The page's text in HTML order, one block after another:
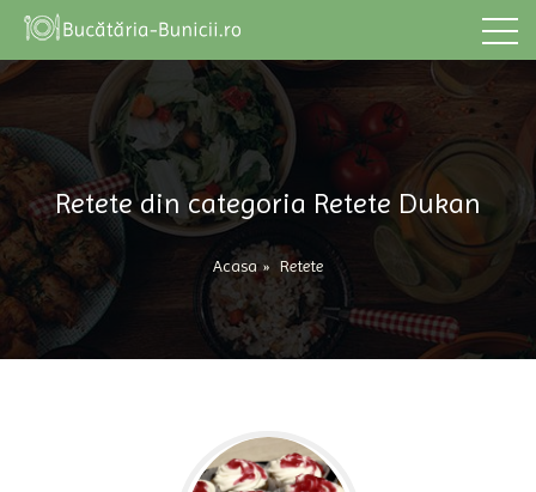
Retete din categoria Retete Dukan
Acasa » Retete